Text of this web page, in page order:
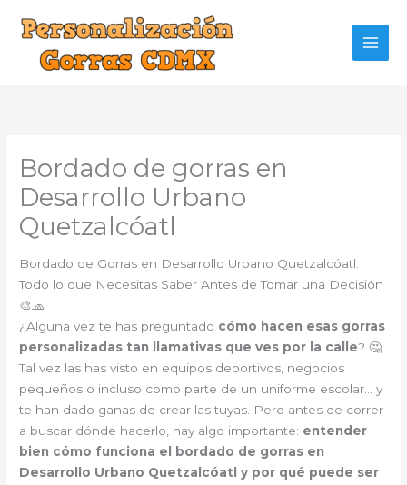
contenido
Bordado de gorras en
Desarrollo Urbano
Quetzalcóatl
Bordado de Gorras en Desarrollo Urbano Quetzalcóatl:
Todo lo que Necesitas Saber Antes de Tomar una Decisión
🎨🧢
¿Alguna vez te has preguntado cómo hacen esas gorras
personalizadas tan llamativas que ves por la calle? 🤔
Tal vez las has visto en equipos deportivos, negocios
pequeños o incluso como parte de un uniforme escolar… y
te han dado ganas de crear las tuyas. Pero antes de correr
a buscar dónde hacerlo, hay algo importante: entender
bien cómo funciona el bordado de gorras en
Desarrollo Urbano Quetzalcóatl y por qué puede ser